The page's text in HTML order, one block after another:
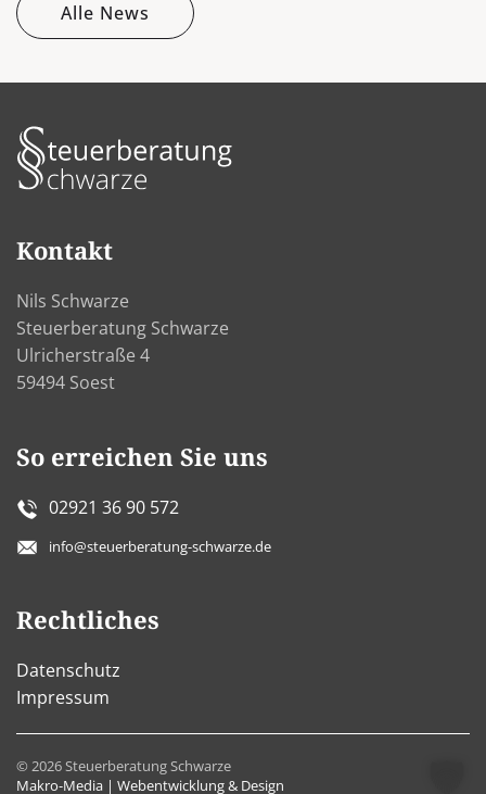
Alle News
Kontakt
Nils Schwarze
Steuerberatung Schwarze
Ulricherstraße 4
59494 Soest
So erreichen Sie uns
02921 36 90 572
info@steuerberatung-schwarze.de
Rechtliches
Datenschutz
Impressum
© 2026Steuerberatung Schwarze
Makro-Media | Webentwicklung & Design